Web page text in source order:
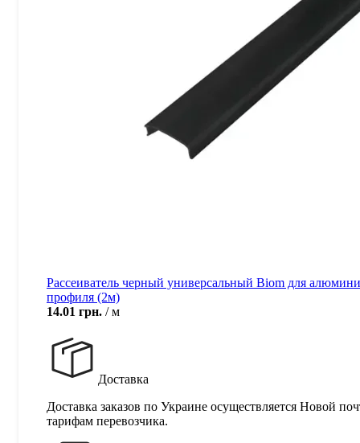
Рассеиватель черный универсальный Biom для
профиля (2м)
14.01 грн. м
Доставка
Доставка заказов по Украине осуществляется Новой
тарифам перевозчика.